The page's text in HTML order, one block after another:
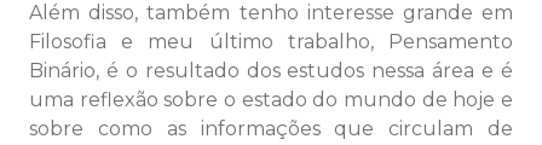
Além disso, também tenho interesse grande em
Filosofia e meu último trabalho, Pensamento
Binário, é o resultado dos estudos nessa área e é
uma reflexão sobre o estado do mundo de hoje e
sobre como as informações que circulam de